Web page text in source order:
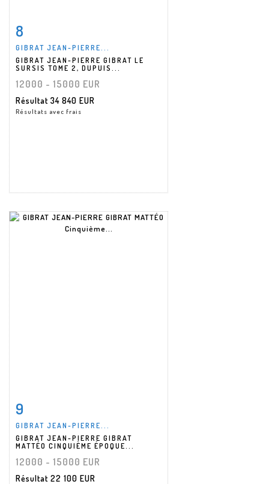
8
GIBRAT JEAN-PIERRE...
GIBRAT JEAN-PIERRE GIBRAT LE
SURSIS TOME 2, DUPUIS...
12000 - 15000 EUR
Résultat 34 840 EUR
Résultats avec frais
9
GIBRAT JEAN-PIERRE...
GIBRAT JEAN-PIERRE GIBRAT
MATTÉO CINQUIÈME ÉPOQUE...
12000 - 15000 EUR
Résultat 22 100 EUR